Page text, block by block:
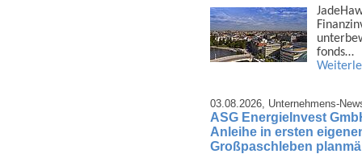
fonds…
03.08.2026, Unternehmens-
ASG EnergieInvest
Anleihe in ersten
Großpaschleben